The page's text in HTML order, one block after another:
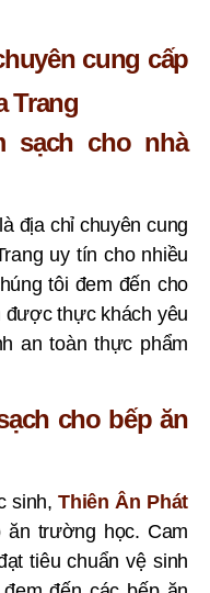
cung cấp
Trang
sạch cho nhà
địa chỉ chuyên cung
uy tín cho nhiều
tôi đem đến cho
được thực khách yêu
an toàn thực phẩm
cho bếp ăn
sinh,Thiên Ân Phát
ăn trường học. Cam
tiêu chuẩn vệ sinh